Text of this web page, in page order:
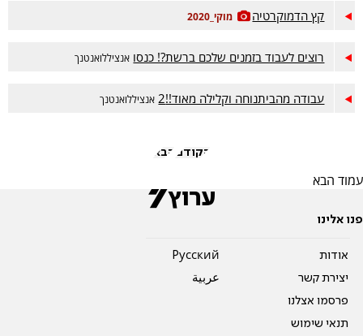
קץ הדמוקרטיה מוקי_2020
רוצים לעבוד בזמנים שלכם ברשת?! כנסו אנציללואנטנך
עבודה מהביתנוחה וקלילה מאוד!!2 אנציללואנטנך
הקודם הבא
עמוד הבא
פנו אלינו
אודות
יצירת קשר
פרסמו אצלנו
תנאי שימוש
Pусский
عربية